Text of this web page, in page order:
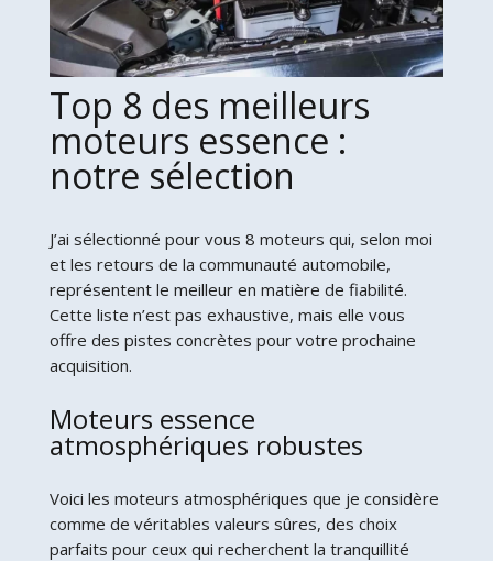
Top 8 des meilleurs
moteurs essence :
notre sélection
J’ai sélectionné pour vous 8 moteurs qui, selon moi
et les retours de la communauté automobile,
représentent le meilleur en matière de fiabilité.
Cette liste n’est pas exhaustive, mais elle vous
offre des pistes concrètes pour votre prochaine
acquisition.
Moteurs essence
atmosphériques robustes
Voici les moteurs atmosphériques que je considère
comme de véritables valeurs sûres, des choix
parfaits pour ceux qui recherchent la tranquillité